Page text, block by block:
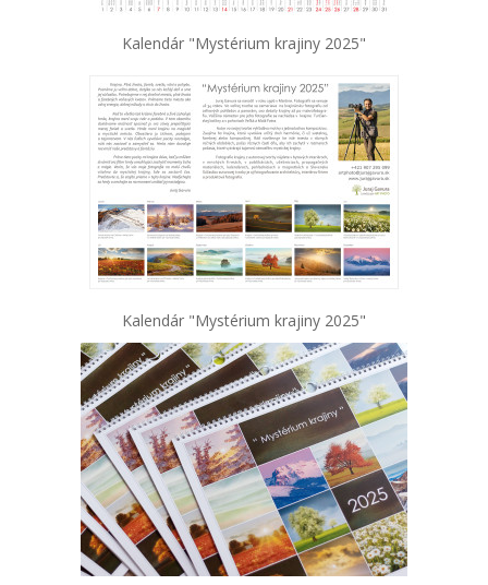
Kalendár "Mystérium krajiny 2025"
Kalendár "Mystérium krajiny 2025"